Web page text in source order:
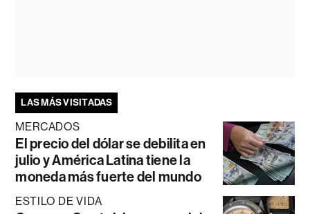
LAS MÁS VISITADAS
MERCADOS
El precio del dólar se debilita en
julio y América Latina tiene la
moneda más fuerte del mundo
ESTILO DE VIDA